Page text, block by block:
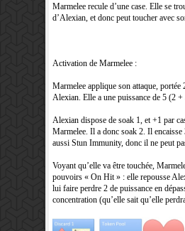
Marmelee recule d’une case. Elle se
d’Alexian, et donc peut toucher avec
Activation de Marmelee :
Marmelee applique son attaque, portée
Alexian. Elle a une puissance de 5 (2
Alexian dispose de soak 1, et +1 par
Marmelee. Il a donc soak 2. Il
aussi Stun Immunity, donc il ne peut
Voyant qu’elle va être touchée,
pouvoirs « On Hit » : elle repousse
lui faire perdre 2 de puissance en
concentration (qu’elle sait qu’elle